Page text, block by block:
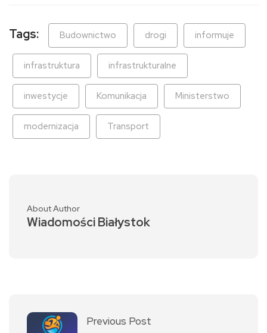
Tags: Budownictwo drogi informuje
infrastruktura infrastrukturalne
inwestycje Komunikacja Ministerstwo
modernizacja Transport
About Author
Wiadomości Białystok
Previous Post